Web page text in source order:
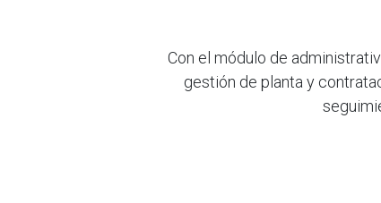
Con el módulo de
gestión de planta y